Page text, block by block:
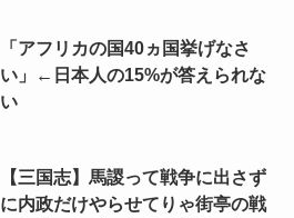
「アフリカの国40ヵ国挙げなさ
い」←日本人の15%が答えられな
い
【三国志】馬謖って戦争に出さず
に内政だけやらせてりゃ街亭の戦